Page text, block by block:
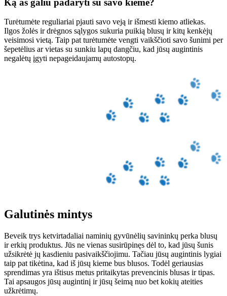
Turėtumėte reguliariai pjauti savo veją ir išmesti kiemo atliekas.
Ilgos žolės ir drėgnos sąlygos sukuria puikią blusų ir kitų kenkėjų
veisimosi vietą. Taip pat turėtumėte vengti vaikščioti savo šunimi per
šepetėlius ar vietas su sunkiu lapų dangčiu, kad jūsų augintinis
negalėtų įgyti nepageidaujamų autostopų.
Galutinės mintys
Beveik trys ketvirtadaliai naminių gyvūnėlių savininkų perka blusų
ir erkių produktus. Jūs ne vienas susirūpinęs dėl to, kad jūsų šunis
užsikrėtė jų kasdieniu pasivaikščiojimu. Tačiau jūsų augintinis lygiai
taip pat tikėtina, kad iš jūsų kieme bus blusos. Todėl geriausias
sprendimas yra ištisus metus pritaikytas prevencinis blusas ir tipas.
Tai apsaugos jūsų augintinį ir jūsų šeimą nuo bet kokių ateities
užkrėtimų.